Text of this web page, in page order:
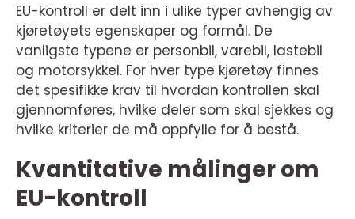
EU-kontroll er delt inn i ulike typer avhengig av
kjøretøyets egenskaper og formål. De
vanligste typene er personbil, varebil, lastebil
og motorsykkel. For hver type kjøretøy finnes
det spesifikke krav til hvordan kontrollen skal
gjennomføres, hvilke deler som skal sjekkes og
hvilke kriterier de må oppfylle for å bestå.
Kvantitative målinger om
EU-kontroll